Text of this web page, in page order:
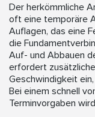
Der herkömmliche
oft eine temporäre
Auflagen, das eine
die
Auf- und Abbauen
erfordert
Geschwindigkeit
Bei einem schnell
Terminvorgaben